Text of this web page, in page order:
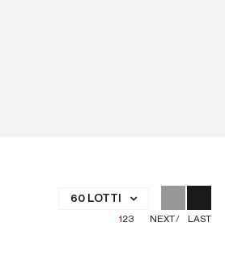
60 LOTTI
123 NEXT LAST